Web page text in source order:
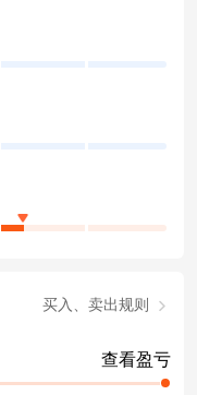
买入、卖出规则
查看盈亏